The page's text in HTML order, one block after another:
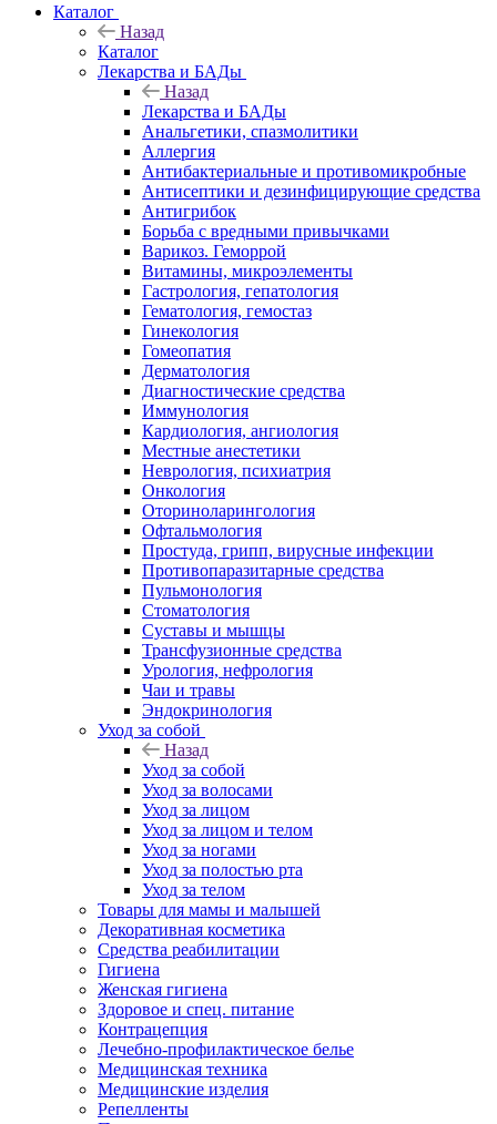
Каталог
Назад
Каталог
Лекарства и БАДы
Назад
Лекарства и БАДы
Анальгетики, спазмолитики
Аллергия
Антибактериальные и противомикробные
Антисептики и дезинфицирующие средства
Антигрибок
Борьба с вредными привычками
Варикоз. Геморрой
Витамины, микроэлементы
Гастрология, гепатология
Гематология, гемостаз
Гинекология
Гомеопатия
Дерматология
Диагностические средства
Иммунология
Кардиология, ангиология
Местные анестетики
Неврология, психиатрия
Онкология
Оториноларингология
Офтальмология
Простуда, грипп, вирусные инфекции
Противопаразитарные средства
Пульмонология
Стоматология
Суставы и мышцы
Трансфузионные средства
Урология, нефрология
Чаи и травы
Эндокринология
Уход за собой
Назад
Уход за собой
Уход за волосами
Уход за лицом
Уход за лицом и телом
Уход за ногами
Уход за полостью рта
Уход за телом
Товары для мамы и малышей
Декоративная косметика
Средства реабилитации
Гигиена
Женская гигиена
Здоровое и спец. питание
Контрацепция
Лечебно-профилактическое белье
Медицинская техника
Медицинские изделия
Репелленты